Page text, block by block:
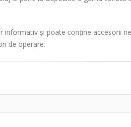
informativ și poate conține accesorii
de operare.